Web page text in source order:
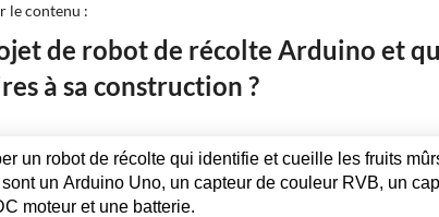
le contenu :
de robot de récolte Arduino et
à sa construction ?
un robot de récolte qui identifie et cueille les fruits
un Arduino Uno, un capteur de couleur RVB, un
moteur et une batterie.